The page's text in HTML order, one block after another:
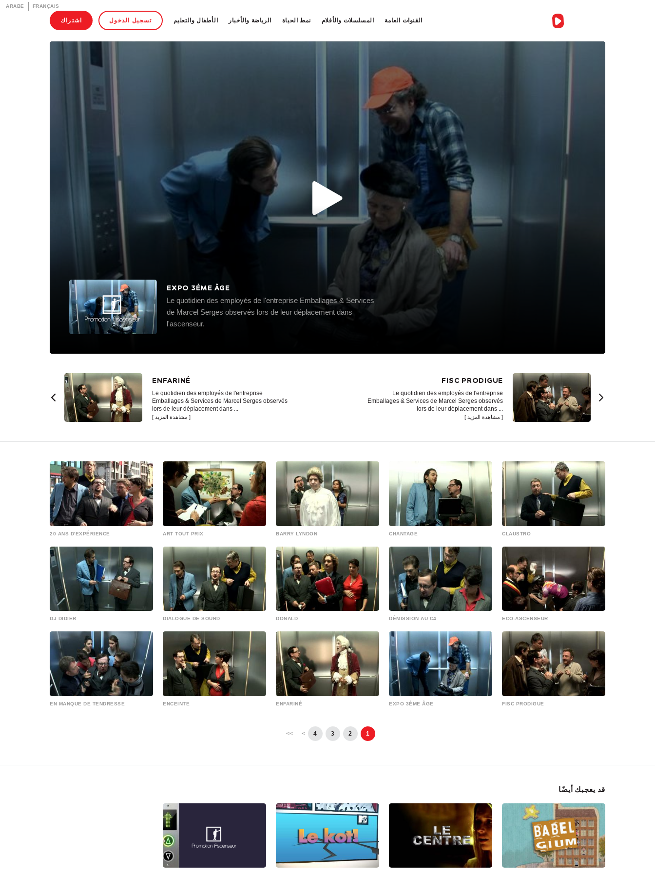
القنوات العامة المسلسلات والأفلام نمط الحياة الرياضة والأخبار الأطفال والتعليم تسجيل الدخول اشتراك
FRANÇAIS
ARABE
خطأمجهول
EXPO 3ÈME ÂGE
Le quotidien des employés de l'entreprise Emballages & Services
de Marcel Serges observés lors de leur déplacement dans
l'ascenseur.
ENFARINÉ
Le quotidien des employés de l'entreprise
Emballages & Services de Marcel Serges observés
lors de leur déplacement dans ...
FISC PRODIGUE
Le quotidien des employés de l'entreprise
Emballages & Services de Marcel Serges observés
lors de leur déplacement dans ...
20 ANS D'EXPÉRIENCE ART TOUT PRIX BARRY LYNDON CHANTAGE CLAUSTRO
DJ DIDIER DIALOGUE DE SOURD DONALD DÉMISSION AU C4 ECO-ASCENSEUR
EN MANQUE DE TENDRESSE ENCEINTE ENFARINÉ EXPO 3ÈME ÂGE FISC PRODIGUE
1
2
3
4
>
>>
قد يعجبك أيضًا